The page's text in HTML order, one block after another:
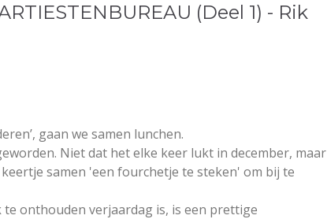
(Deel 1) - Rik
gaan we samen lunchen.
Niet dat het elke keer lukt in december, maar
samen 'een fourchetje te steken' om bij te
onthouden verjaardag is, is een prettige